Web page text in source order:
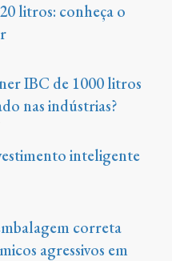
litros: conheça o
IBC de 1000 litros
nas indústrias?
inteligente
correta
agressivos em